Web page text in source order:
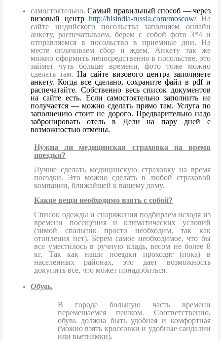
самостоятельно.Самый правильный способ — через
визовый центрhttp://blsindia-russia.com/moscow/ На
сайте индийского посольства заполняем онлайн
анкету, распечатываем, берем с собой фото 3*4 и
отправляемся в посольство в приемные дни. На
месте оплачиваем сбор и ждем. Анкету так же
можно оформить непосредственно в посольстве, это
займет чуть больше времени, фото тоже можно
сделать там. На сайте визового центра заполняете
анкету. Когда все сделано, сохраните файл в pdf и
распечатайте. Собственно весь список документов
на сайте есть. Если самостоятельно заполнить не
получается — можно сделать прямо там. Услуга по
заполнению стоит не дорого. Предварительно надо
забронировать отель в Дели на пару дней с
возможностью отмены.
Нужна ли медицинская страховка на время
поездки?
Лучше сделать медицинскую страховку на время
поездки. Это можно сделать в любой страховой
компании, ближайшей к вашему дому.
Какие вещи необходимо взять с собой?
Список одежды и снаряжения подбираем исходя из
времени посещения и климатических условий
(зимой спальник просто необходим, так как
отопления нет). Берем самое необходимое, что бы
все уместилось в ручную кладь, весом не более 8
кг. Так как наши поездки проходят (пока) в
населенных районах, это дает возможность
докупить все, что может понадобиться.
Обувь.
В городе большую часть времени
перемещаемся пешком. Соответственно,
обувь должна быть удобная и комфортная
(можно взять кроссовки и удобные сандалии
или вьетнамки).